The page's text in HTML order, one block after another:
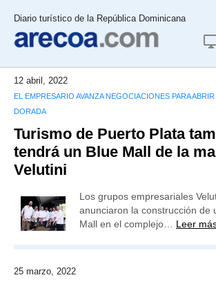
Diario turístico de la República Dominicana
12 abril, 2022
EL EMPRESARIO AVANZA NEGOCIACIONES PARA ABRIR
DORADA
Turismo de Puerto Plata
tendrá un Blue Mall de la
Velutini
Los grupos empresariales
anunciaron la construcción de
Mall en el complejo… Leer
25 marzo, 2022